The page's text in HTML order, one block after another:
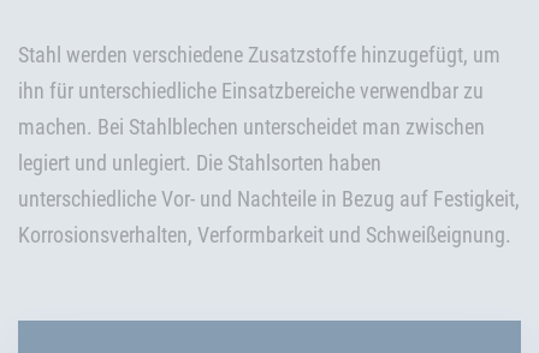
Stahl werden verschiedene Zusatzstoffe hinzugefügt, um
ihn für unterschiedliche Einsatzbereiche verwendbar zu
machen. Bei Stahlblechen unterscheidet man zwischen
legiert und unlegiert. Die Stahlsorten haben
unterschiedliche Vor- und Nachteile in Bezug auf Festigkeit,
Korrosionsverhalten, Verformbarkeit und Schweißeignung.